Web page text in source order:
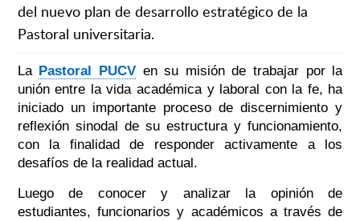
del nuevo plan de desarrollo estratégico de la
Pastoral universitaria.
La Pastoral PUCV en su misión de trabajar por la
unión entre la vida académica y laboral con la fe, ha
iniciado un importante proceso de discernimiento y
reflexión sinodal de su estructura y funcionamiento,
con la finalidad de responder activamente a los
desafíos de la realidad actual.
Luego de conocer y analizar la opinión de
estudiantes, funcionarios y académicos a través de